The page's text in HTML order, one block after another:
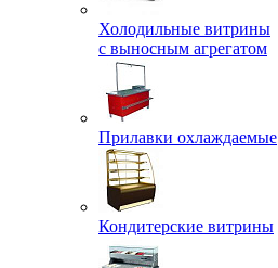
Холодильные витрины
с выносным агрегатом
Прилавки охлаждаемые
Кондитерские витрины